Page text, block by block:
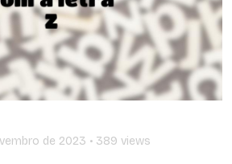
de 2023 • 389 views